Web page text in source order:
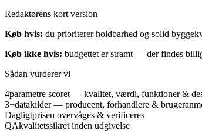
Redaktørens kort version
Køb hvis: du prioriterer holdbarhed og solid
Køb ikke hvis: budgettet er stramt — der findes
Sådan vurderer vi
4parametre scoret — kvalitet, værdi, funktioner &
3+datakilder — producent, forhandlere &
Dagligtprisen overvåges & verificeres
QAkvalitetssikret inden udgivelse